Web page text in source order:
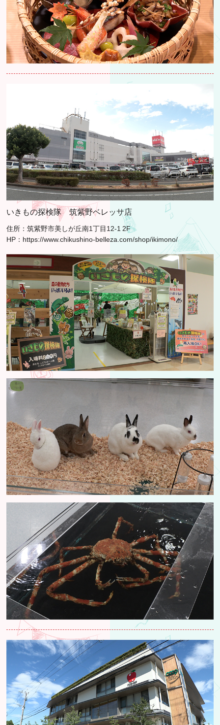
いきもの探検隊 筑紫野ベレッサ店
住所：筑紫野市美しが丘南1丁目12-1 2F
HP： https://www.chikushino-belleza.com/shop/ikimono/